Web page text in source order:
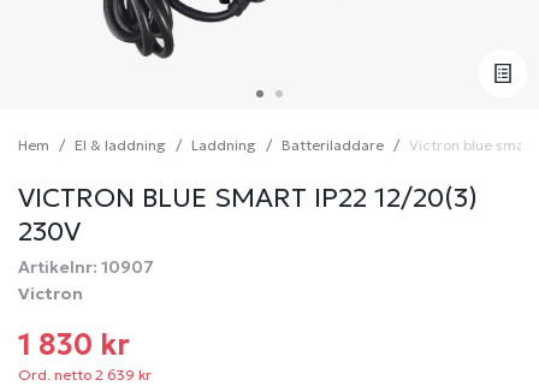
Hem El & laddning Laddning Batteriladdare Victron blue
VICTRON BLUE SMART IP22 12/20(3)
230V
Artikelnr: 10907
Victron
1 830 kr
Ord. netto 2 639 kr